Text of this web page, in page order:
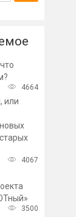
в 2019
4664
или
4067
3500